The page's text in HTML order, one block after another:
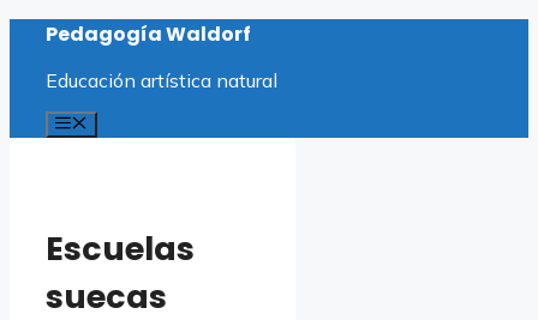
Saltar
contenido
Pedagogía Waldorf
Educación artística natural
Menú
Escuelas
suecas